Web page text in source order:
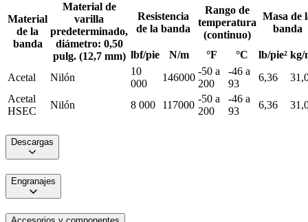
Material
de la
banda
Material de
varilla
predeterminado,
diámetro: 0,50
pulg. (12,7 mm)
Resistencia
de la banda
Rango de
temperatura
(continuo)
Masa de
banda
lbf/pie N/m °F °C lb/pie² kg/
Acetal
Nilón
10
000
146000
-50 a
200
-46 a
93
6,36
Acetal
HSEC
Nilón 8 000 117000
-50 a
200
-46 a
93
6,36
Descargas
Engranajes